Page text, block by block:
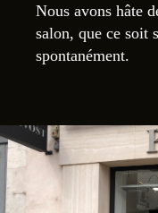
Nous avons hâte
salon, que ce soit
spontanément.